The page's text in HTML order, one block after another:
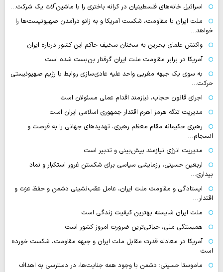
اسرائیل خانه‌های فلسطینیان در کرانه باختری را با ماشین‌آلات یک شرکت…
ملت ایران با مقاومت، شکست آمریکا و به زانو درآمدن صهیونیست‌ها را
خواهد…
واکنش علمای بحرین به سخنان سخیف حاکم این کشور درباره ایران
آمریکا در برابر مقاومت ملت ایران گرفتار بن‌بست شده است
به سوی یک جبهه مغربی واحد علیه عادی‌سازی روابط با رژیم صهیونیستی
حرکت…
اجرای قانون حجاب، نیازمند اقدام عملی مسئولان است
مدیریت تنگه هرمز اهرم اقتدار جمهوری اسلامی ایران است
رهبری حکیمانه مقام معظم رهبری، تهدیدهای جهانی را به فرصت و
انسجام…
مدیریت انرژی نیازمند پیش‌بینی و تدبیر است
اربعین حسینی، رزمایشی سیاسی برای شکستن غرور استکبار و نماد
بیداری…
ایستادگی و مقاومت ملت ایران، عامل عقب‌نشینی دشمن و حفظ عزت و
اقتدار…
ملت ایران شایسته بهترین کیفیت زندگی است
همبستگی ملی، حیاتی‌ترین ضرورت امروز کشور است
آمریکا در معادله قدرت مقابل ملت ایران و جبهه مقاومت، شکست خورده
است
ماموستا حسینی: دشمن با وجود همه جنایت‌ها، در دسترسی به اهداف